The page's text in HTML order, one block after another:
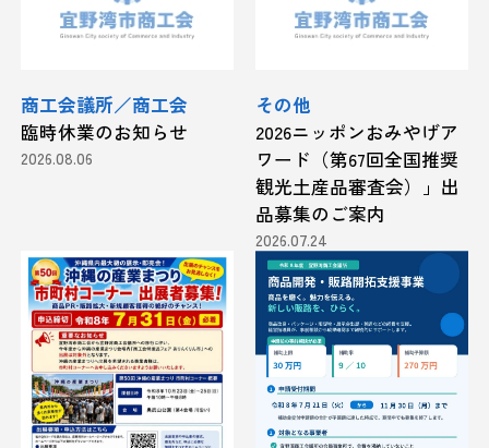
商工会議所／商工会
臨時休業のお知らせ
2026.08.06
その他
2026ニッポンおみやげア
ワード（第67回全国推奨
観光土産品審査会）」出
品募集のご案内
2026.07.24